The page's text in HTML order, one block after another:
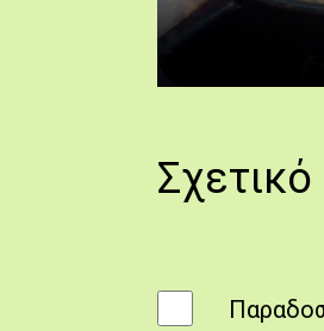
Πηγή: